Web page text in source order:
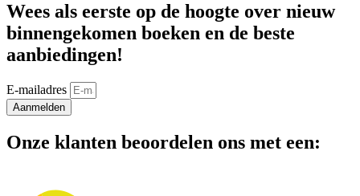
Wees als eerste op de hoogte over nieuw
binnengekomen boeken en de beste
aanbiedingen!
E-mailadres
Aanmelden
Onze klanten beoordelen ons met een: